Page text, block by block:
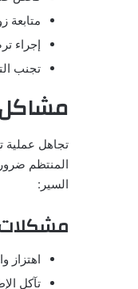
متابعة
إجراء
تجنب
مشاكل
تجاهل عملية
المنتظم
السير:
مشكلات
اهتزاز
تآكل